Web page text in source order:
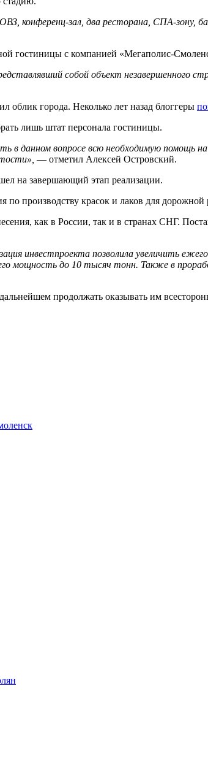
конференц-зал, два ресторана, СПА-зону,
гостиницы с компанией «Мегаполис-
собой объект незавершенного
города. Неколько лет назад блоггеры
лишь штат персонала гостиницы.
в данном вопросе всю необходимую помощь
— отметил Алексей Островский.
на завершающий этап реализации.
производству красок и лаков для
как в России, так и в странах СНГ.
инвестпроекта позволила увеличить
до 10 тысяч тонн. Также в
продолжать оказывать им